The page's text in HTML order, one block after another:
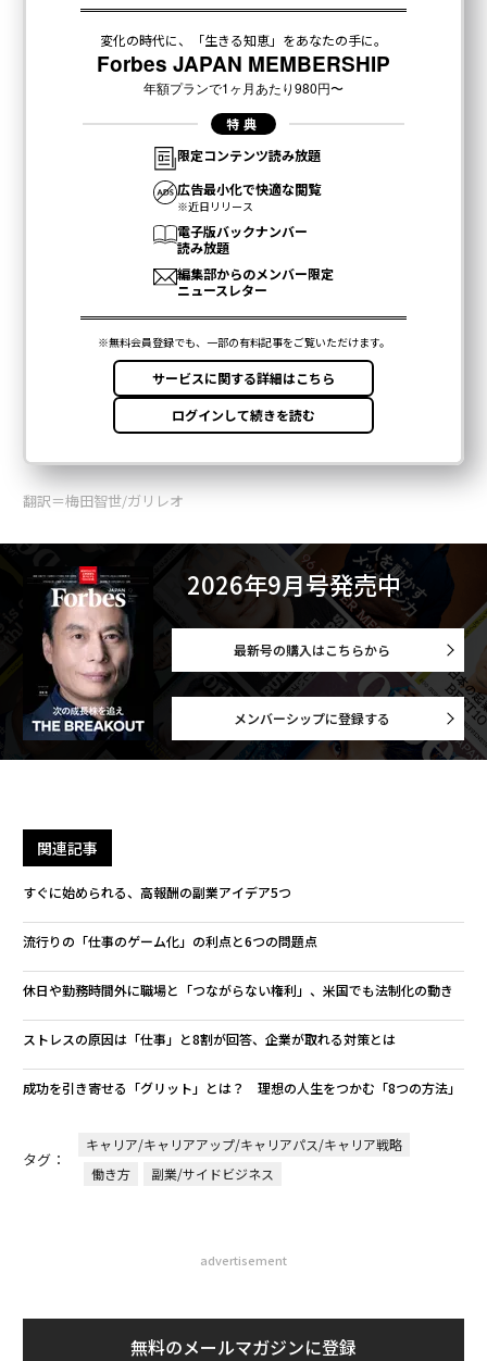
翻訳＝梅田智世/ガリレオ
2026年9月号発売中
最新号の購入はこちらから
メンバーシップに登録する
関連記事
すぐに始められる、高報酬の副業アイデア5つ
流行りの「仕事のゲーム化」の利点と6つの問題点
休日や勤務時間外に職場と「つながらない権利」、米国でも法制化の動き
ストレスの原因は「仕事」と8割が回答、企業が取れる対策とは
成功を引き寄せる「グリット」とは？ 理想の人生をつかむ「8つの方法」
タグ：
キャリア/キャリアアップ/キャリアパス/キャリア戦略
働き方
副業/サイドビジネス
advertisement
無料のメールマガジンに登録